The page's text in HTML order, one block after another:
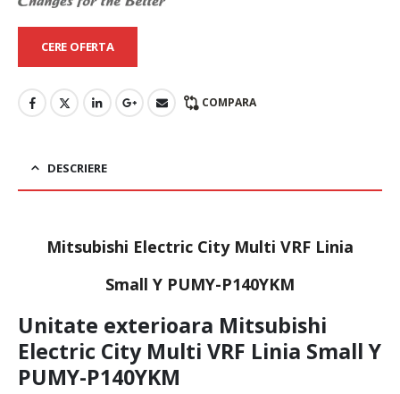
CERE OFERTA
COMPARA
DESCRIERE
Mitsubishi Electric City Multi VRF Linia
Small Y PUMY-P140YKM
Unitate exterioara Mitsubishi
Electric City Multi VRF Linia Small Y
PUMY-P140YKM